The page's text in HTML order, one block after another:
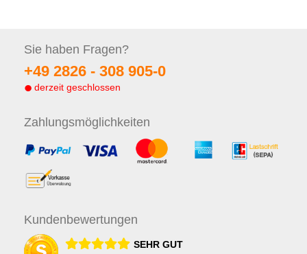
Sie haben Fragen?
+49 2826 - 308 905-0
derzeit geschlossen
Zahlungsmöglichkeiten
Kundenbewertungen
SEHR GUT